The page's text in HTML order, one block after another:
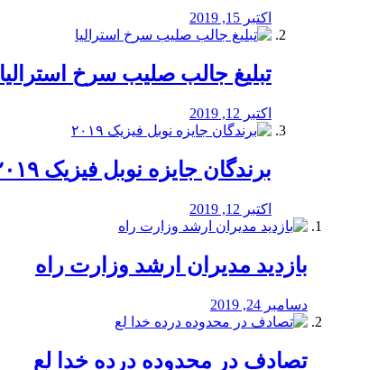
اکتبر 15, 2019
تبلیغ جالب صلیب سرخ استرالیا
اکتبر 12, 2019
برندگان جایزه نوبل فیزیک ۲۰۱۹
اکتبر 12, 2019
بازدید مدیران ارشد وزارت راه
دسامبر 24, 2019
تصادف در محدوده درده خدا لع